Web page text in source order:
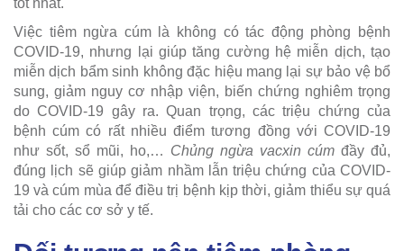
tốt nhất.
Việc tiêm ngừa cúm là không có tác động phòng bệnh
COVID-19, nhưng lại giúp tăng cường hệ miễn dịch, tạo
miễn dịch bẩm sinh không đặc hiệu mang lại sự bảo vệ bổ
sung, giảm nguy cơ nhập viện, biến chứng nghiêm trọng
do COVID-19 gây ra. Quan trọng, các triệu chứng của
bệnh cúm có rất nhiều điểm tương đồng với COVID-19
như sốt, sổ mũi, ho,… Chủng ngừa vacxin cúm đầy đủ,
đúng lịch sẽ giúp giảm nhầm lẫn triệu chứng của COVID-
19 và cúm mùa để điều trị bệnh kịp thời, giảm thiểu sự quá
tải cho các cơ sở y tế.